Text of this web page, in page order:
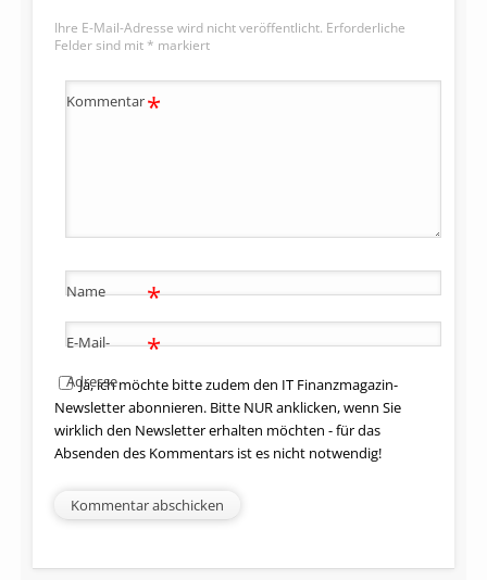
Ihre E-Mail-Adresse wird nicht veröffentlicht. Erforderliche
Felder sind mit * markiert
Kommentar*
Name *
E-Mail-
Adresse
*
Ja, ich möchte bitte zudem den IT Finanzmagazin-
Newsletter abonnieren. Bitte NUR anklicken, wenn Sie
wirklich den Newsletter erhalten möchten - für das
Absenden des Kommentars ist es nicht notwendig!